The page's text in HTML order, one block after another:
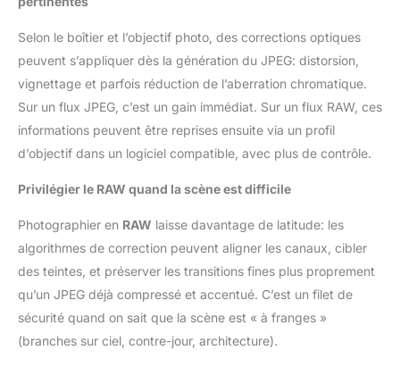
Selon le boîtier et l’objectif photo, des corrections optiques
peuvent s’appliquer dès la génération du JPEG: distorsion,
vignettage et parfois réduction de l’aberration chromatique.
Sur un flux JPEG, c’est un gain immédiat. Sur un flux RAW, ces
informations peuvent être reprises ensuite via un profil
d’objectif dans un logiciel compatible, avec plus de contrôle.
Privilégier le RAW quand la scène est difficile
Photographier en RAW laisse davantage de latitude: les
algorithmes de correction peuvent aligner les canaux, cibler
des teintes, et préserver les transitions fines plus proprement
qu’un JPEG déjà compressé et accentué. C’est un filet de
sécurité quand on sait que la scène est « à franges »
(branches sur ciel, contre-jour, architecture).